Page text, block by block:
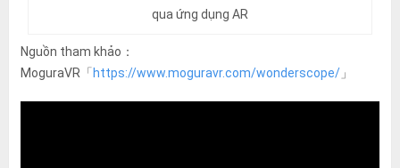
qua ứng dụng AR
Nguồn tham khảo：
MoguraVR「 https://www.moguravr.com/wonderscope/」